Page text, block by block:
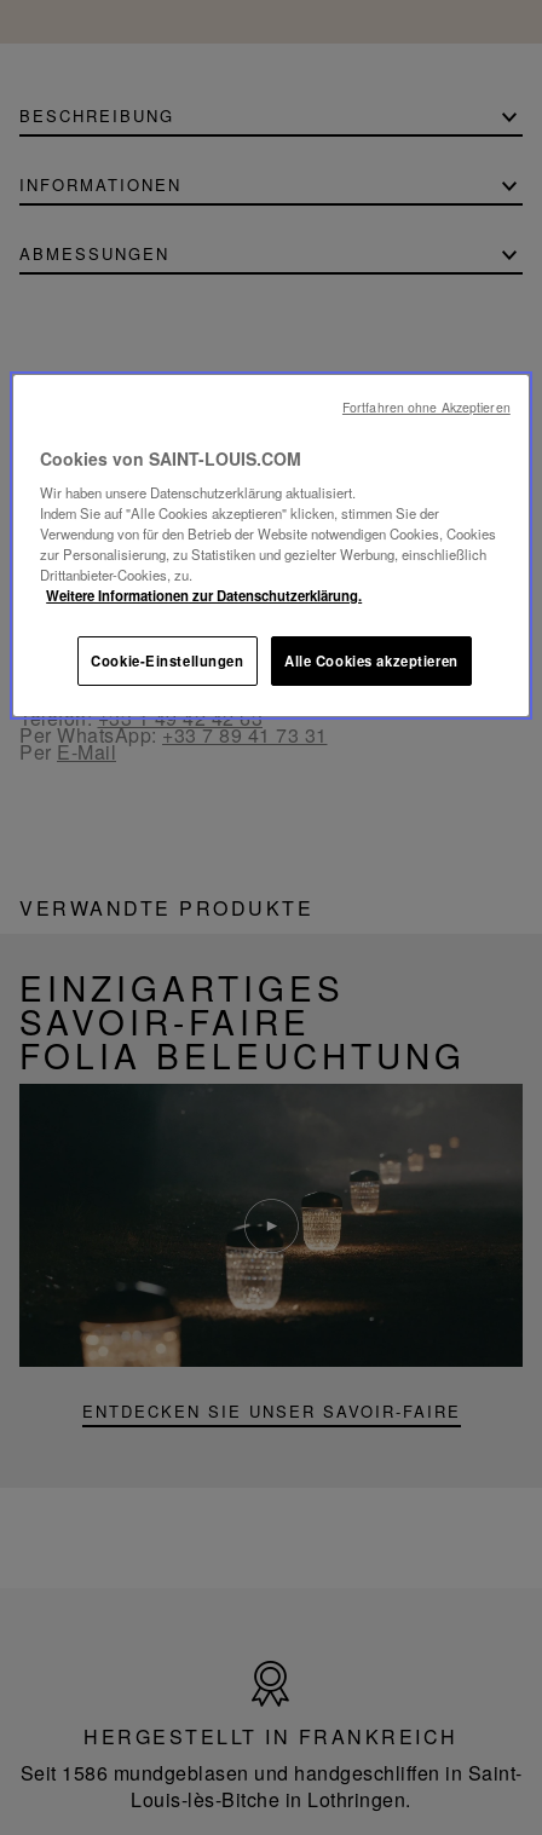
BESCHREIBUNG
INFORMATIONEN
ABMESSUNGEN
- Per Karte: Visa®, MasterCard®, American Express®
American Express SafeKey®
KOSTENLOSE RÜCKGABE
Rücksendungen sind innerhalb von 30 Tagen ab
Bestelldatum in Frankreich und Europa kostenlos
möglich.
KUNDENSERVICE
Unser Kundenservice ist von Montag bis Freitag
Telefon:+33 1 49 42 42 63
Per WhatsApp:+33 7 89 41 73 31
Per E-Mail
VERWANDTE PRODUKTE
EINZIGARTIGES
SAVOIR-FAIRE
FOLIA BELEUCHTUNG
ENTDECKEN SIE UNSER SAVOIR-FAIRE
Video
abspielen
YouTube-
Video,
Folia
Mini-
Portable-
Frankreich
HERGESTELLT IN FRANKREICH
Seit 1586 mundgeblasen und handgeschliffen in Saint-
Louis-lès-Bitche in Lothringen.
Cookies von SAINT-LOUIS.COM
Wir haben unsere Datenschutzerklärung aktualisiert.
Indem Sie auf "Alle Cookies akzeptieren" klicken, stimmen Sie der
Verwendung von für den Betrieb der Website notwendigen Cookies, Cookies
zur Personalisierung, zu Statistiken und gezielter Werbung, einschließlich
Drittanbieter-Cookies, zu.
Weitere Informationen zur Datenschutzerklärung.
Cookie-Einstellungen Alle Cookies akzeptieren
Fortfahren ohne Akzeptieren